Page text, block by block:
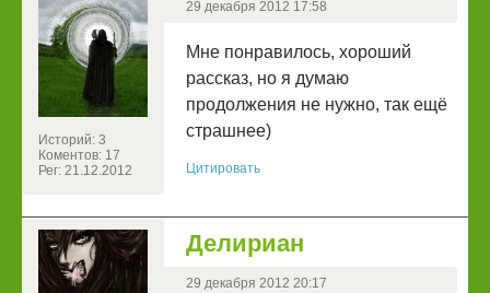
Историй: 3
Коментов: 17
Рег: 21.12.2012
29 декабря 2012 17:58
Мне понравилось, хороший
рассказ, но я думаю
продолжения не нужно, так ещё
страшнее)
Цитировать
Делириан
29 декабря 2012 20:17